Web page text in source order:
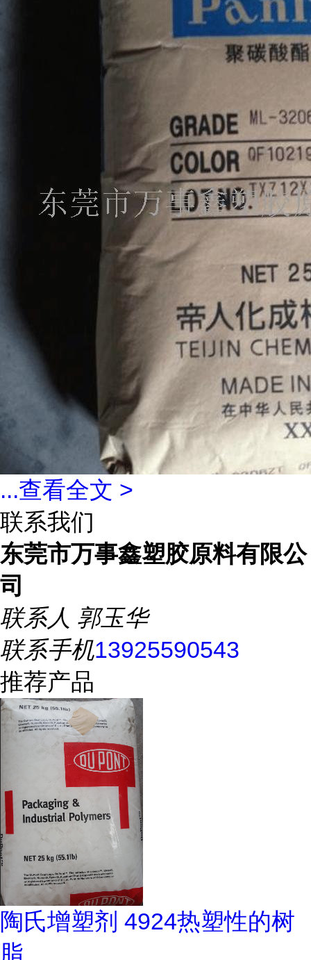
...查看全文 >
联系我们
东莞市万事鑫塑胶原料有限公
司
联系人 郭玉华
联系手机13925590543
推荐产品
陶氏增塑剂 4924热塑性的树
脂